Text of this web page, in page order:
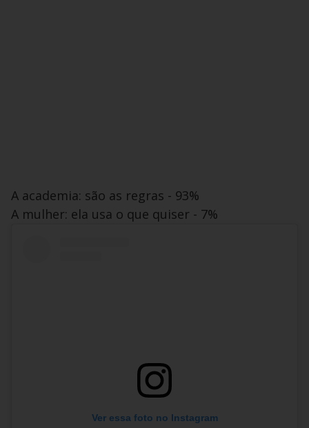
A academia: são as regras - 93%
A mulher: ela usa o que quiser - 7%
Ver essa foto no Instagram